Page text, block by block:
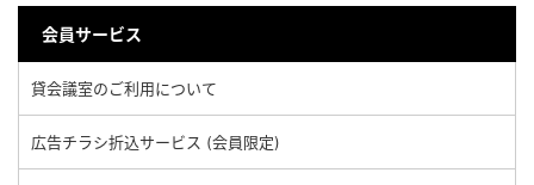
会員サービス
貸会議室のご利用について
広告チラシ折込サービス (会員限定)